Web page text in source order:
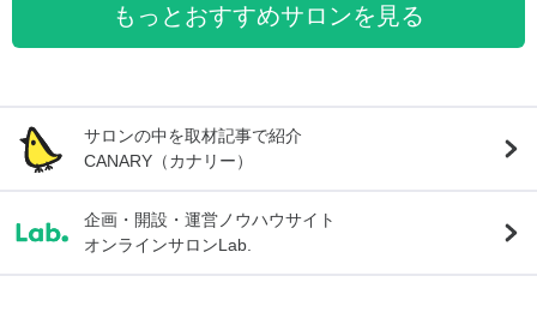
もっとおすすめサロンを見る
サロンの中を取材記事で紹介
CANARY（カナリー）
企画・開設・運営ノウハウサイト
オンラインサロンLab.